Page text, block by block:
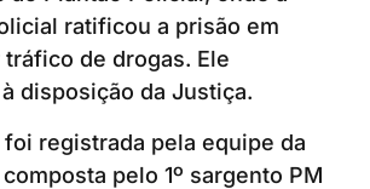
ratificou a prisão em
de drogas. Ele
disposição da Justiça.
registrada pela equipe da
pelo 1º sargento PM